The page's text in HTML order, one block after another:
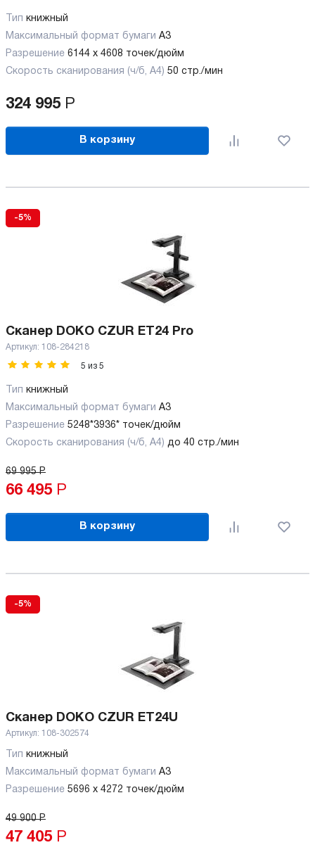
Тип книжный
Максимальный формат бумаги А3
Разрешение 6144 х 4608 точек/дюйм
Скорость сканирования (ч/б, А4) 50 стр./мин
324 995 Р
В корзину
-5%
Сканер DOKO CZUR ET24 Pro
Артикул: 108-284218
5 из 5
Тип книжный
Максимальный формат бумаги А3
Разрешение 5248*3936* точек/дюйм
Скорость сканирования (ч/б, А4) до 40 стр./мин
69 995 Р
66 495 Р
В корзину
-5%
Сканер DOKO CZUR ET24U
Артикул: 108-302574
Тип книжный
Максимальный формат бумаги А3
Разрешение 5696 x 4272 точек/дюйм
49 900 Р
47 405 Р